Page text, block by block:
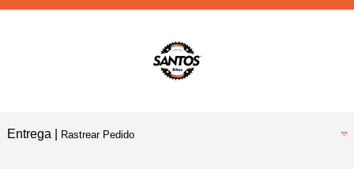
Entrega | Rastrear Pedido